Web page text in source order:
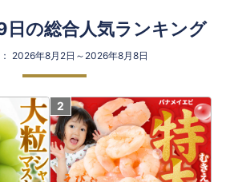
の総合人気ランキング
2026年8月2日～2026年8月8日